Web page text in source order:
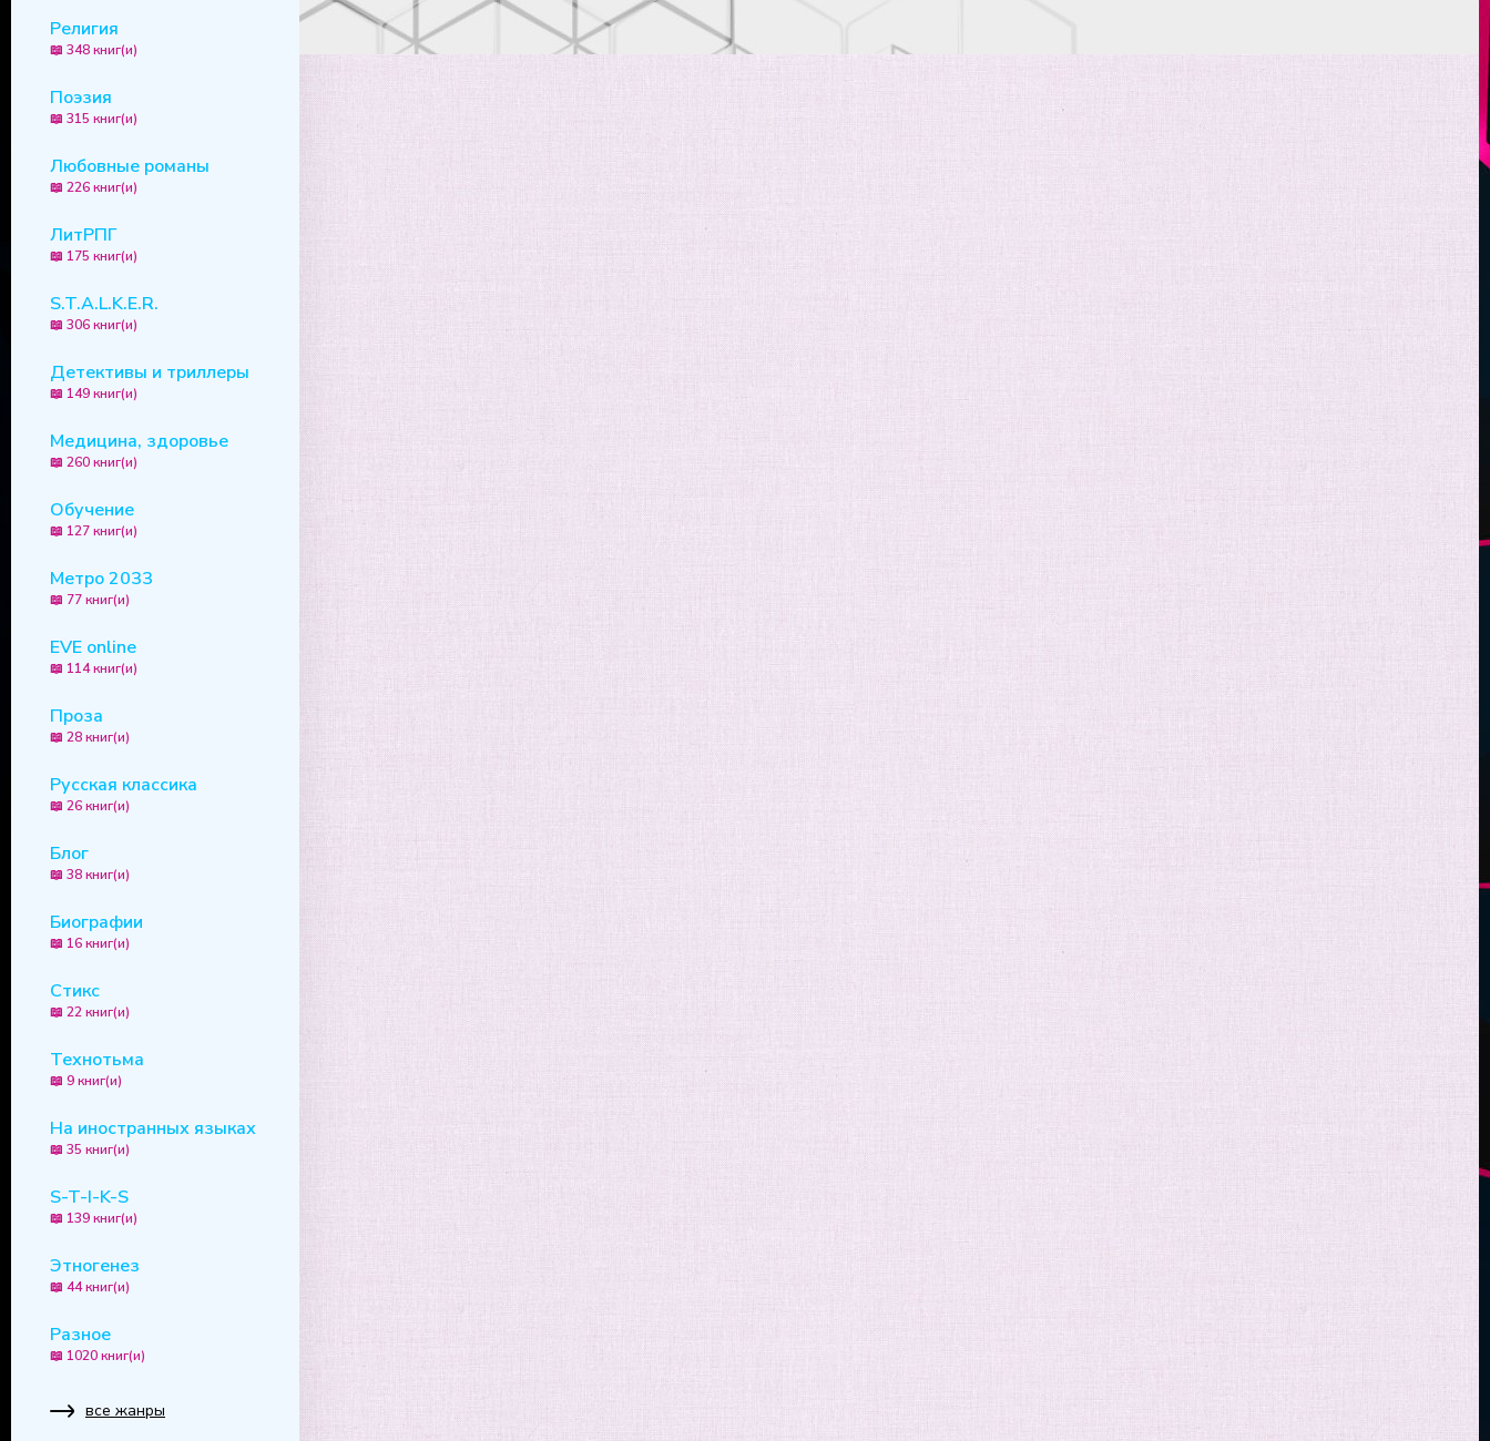
Религия
📖 348 книг(и)
Поэзия
📖 315 книг(и)
Любовные романы
📖 226 книг(и)
ЛитРПГ
📖 175 книг(и)
S.T.A.L.K.E.R.
📖 306 книг(и)
Детективы и триллеры
📖 149 книг(и)
Медицина, здоровье
📖 260 книг(и)
Обучение
📖 127 книг(и)
Метро 2033
📖 77 книг(и)
EVE online
📖 114 книг(и)
Проза
📖 28 книг(и)
Русская классика
📖 26 книг(и)
Блог
📖 38 книг(и)
Биографии
📖 16 книг(и)
Стикс
📖 22 книг(и)
Технотьма
📖 9 книг(и)
На иностранных языках
📖 35 книг(и)
S-T-I-K-S
📖 139 книг(и)
Этногенез
📖 44 книг(и)
Разное
📖 1020 книг(и)
все жанры